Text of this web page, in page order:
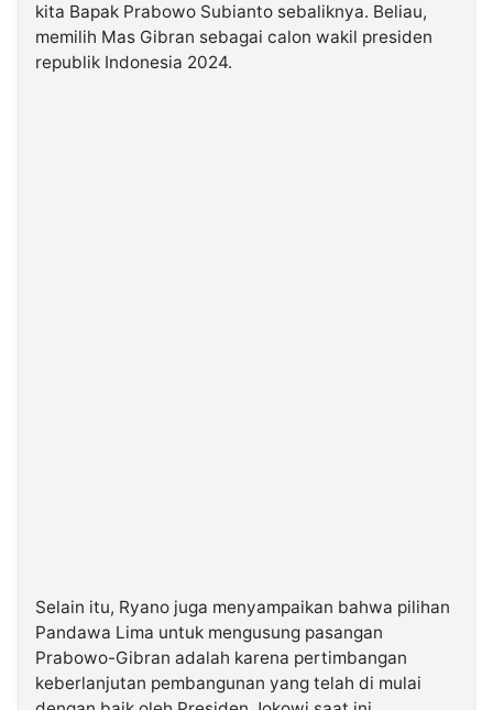
kita Bapak Prabowo Subianto sebaliknya. Beliau,
memilih Mas Gibran sebagai calon wakil presiden
republik Indonesia 2024.
Selain itu, Ryano juga menyampaikan bahwa pilihan
Pandawa Lima untuk mengusung pasangan
Prabowo-Gibran adalah karena pertimbangan
keberlanjutan pembangunan yang telah di mulai